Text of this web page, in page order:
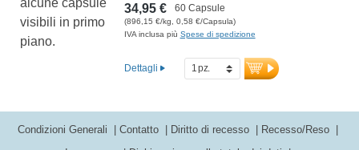
34,95 € 60 Capsule
(896,15 €/kg, 0,58 €/Capsula)
IVA inclusa più Spese di spedizione
Dettagli
Condizioni Generali Contatto Diritto di recesso
Recesso/Reso